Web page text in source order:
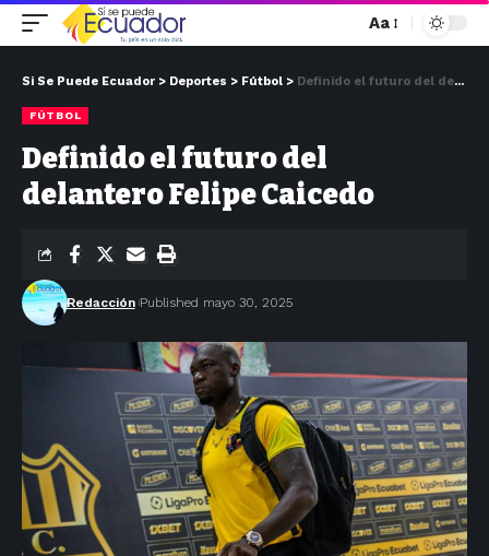
Aa
Si Se Puede Ecuador > Deportes > Fútbol > Definido el futuro del delantero Felipe Caicedo
FÚTBOL
Definido el futuro del
delantero Felipe Caicedo
Redacción Published mayo 30, 2025